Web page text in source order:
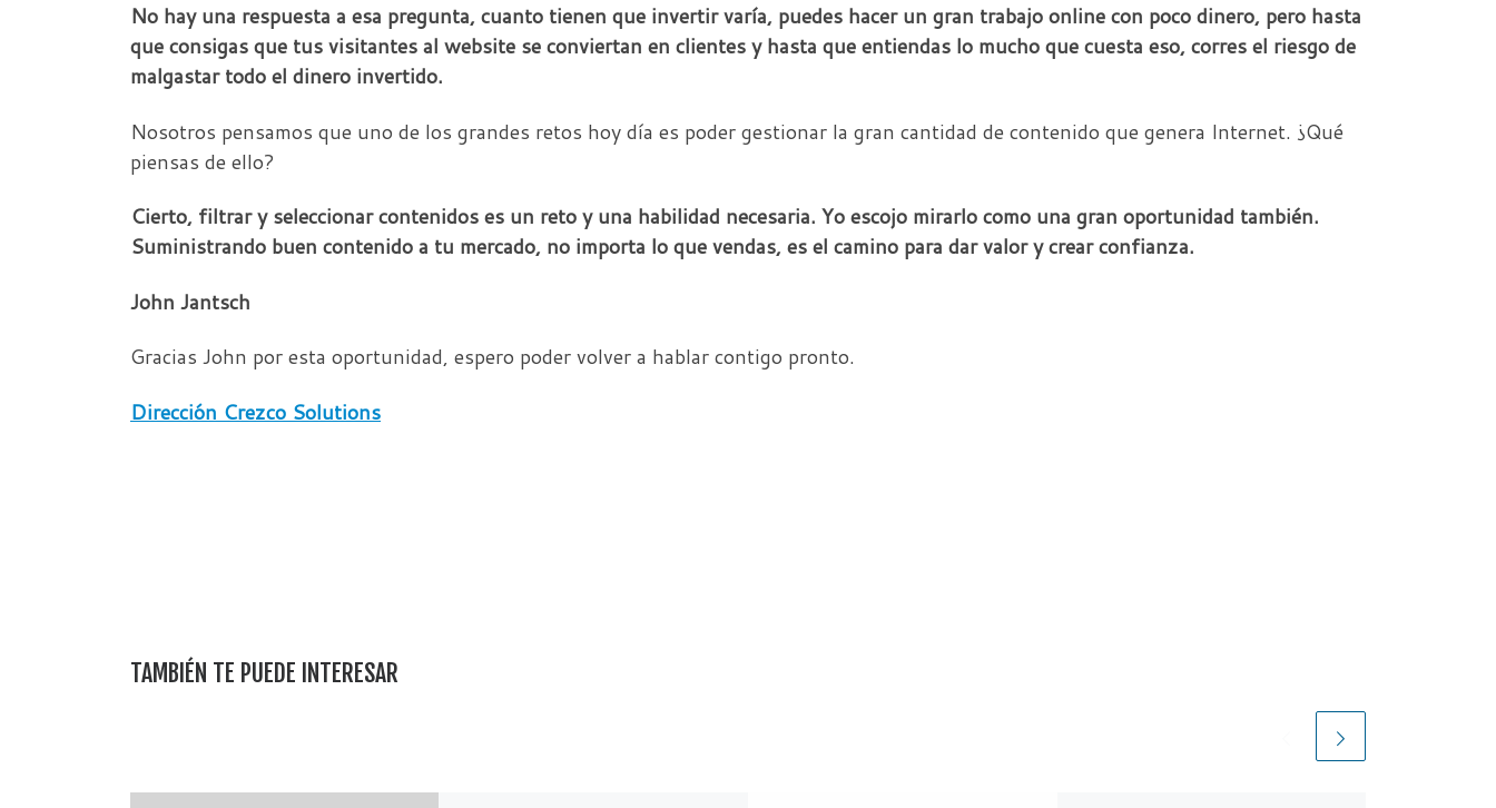
No hay una respuesta a esa pregunta, cuanto tienen que invertir varía, puedes hacer un gran trabajo online con poco dinero, pero hasta
que consigas que tus visitantes al website se conviertan en clientes y hasta que entiendas lo mucho que cuesta eso, corres el riesgo de
malgastar todo el dinero invertido.
Nosotros pensamos que uno de los grandes retos hoy día es poder gestionar la gran cantidad de contenido que genera Internet. ¿Qué
piensas de ello?
Cierto, filtrar y seleccionar contenidos es un reto y una habilidad necesaria. Yo escojo mirarlo como una gran oportunidad también.
Suministrando buen contenido a tu mercado, no importa lo que vendas, es el camino para dar valor y crear confianza.
John Jantsch
Gracias John por esta oportunidad, espero poder volver a hablar contigo pronto.
Dirección Crezco Solutions
TAMBIÉN TE PUEDE INTERESAR